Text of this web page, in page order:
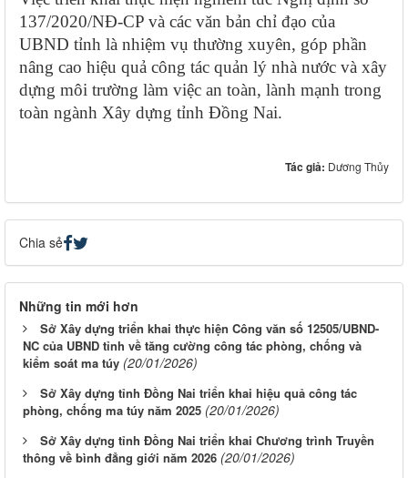
137/2020/NĐ-CP và các văn bản chỉ đạo của
UBND tỉnh là nhiệm vụ thường xuyên, góp phần
nâng cao hiệu quả công tác quản lý nhà nước và xây
dựng môi trường làm việc an toàn, lành mạnh trong
toàn ngành Xây dựng tỉnh Đồng Nai.
Tác giả: Dương Thủy
Chia sẻ
Những tin mới hơn
Sở Xây dựng triển khai thực hiện Công văn số 12505/UBND-
NC của UBND tỉnh về tăng cường công tác phòng, chống và
kiểm soát ma túy (20/01/2026)
Sở Xây dựng tỉnh Đồng Nai triển khai hiệu quả công tác
phòng, chống ma túy năm 2025 (20/01/2026)
Sở Xây dựng tỉnh Đồng Nai triển khai Chương trình Truyền
thông về bình đẳng giới năm 2026 (20/01/2026)